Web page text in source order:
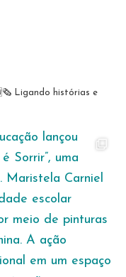
Ligando histórias e